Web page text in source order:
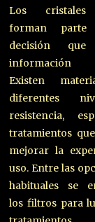
Los cristales
forman
decisión que
información
Existen
diferentes
resistencia,
tratamientos
mejorar la
uso. Entre las
habituales se
los filtros para